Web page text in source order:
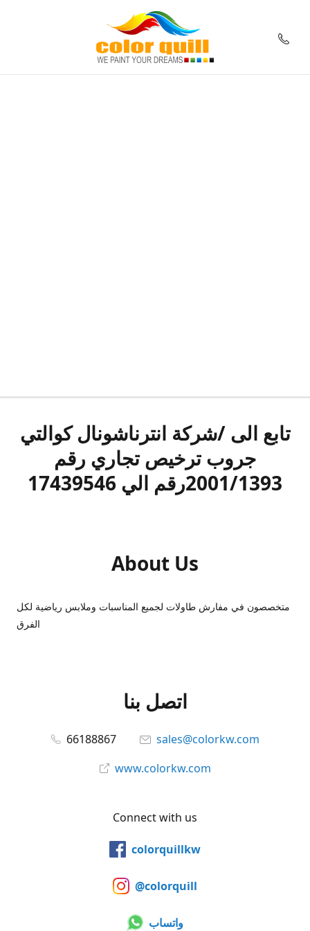
تابع الى /شركة انترناشونال كوالتي
جروب ترخيص تجاري رقم
2001/1393رقم الي 17439546
About Us
متخصصون في مفارش طاولات لجميع المناسبات وملابس رياضية لكل
الفرق
اتصل بنا
66188867
sales@colorkw.com
www.colorkw.com
Connect with us
colorquillkw
@colorquill
واتساب